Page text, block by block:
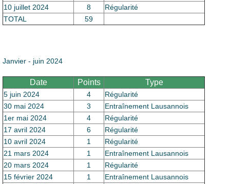
10 juillet 2024
8
Régularité
TOTAL
59
Janvier - juin 2024
Date Points Type
5 juin 2024 4
Régularité
30 mai 2024
3
Entraînement Lausannois
1er mai 2024
4
Régularité
17 avril 2024
6
Régularité
10 avril 2024
1
Régularité
21 mars 2024
1
Entraînement Lausannois
20 mars 2024
1
Régularité
15 février 2024
1
Entraînement Lausannois